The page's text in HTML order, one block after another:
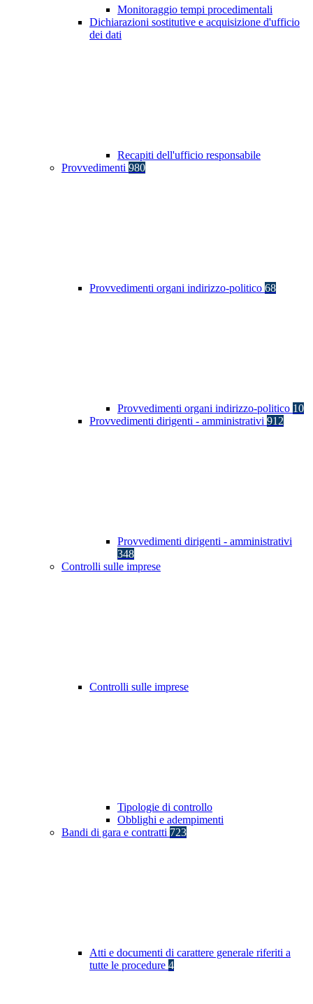
Monitoraggio tempi procedimentali
Dichiarazioni sostitutive e acquisizione d'ufficio
dei dati
Recapiti dell'ufficio responsabile
Provvedimenti 980
Provvedimenti organi indirizzo-politico 68
Provvedimenti organi indirizzo-politico 10
Provvedimenti dirigenti - amministrativi 912
Provvedimenti dirigenti - amministrativi
348
Controlli sulle imprese
Controlli sulle imprese
Tipologie di controllo
Obblighi e adempimenti
Bandi di gara e contratti 723
Atti e documenti di carattere generale riferiti a
tutte le procedure 4